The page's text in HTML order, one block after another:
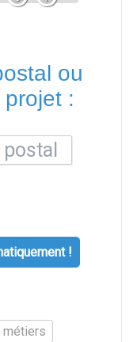
ou
:
!
métiers